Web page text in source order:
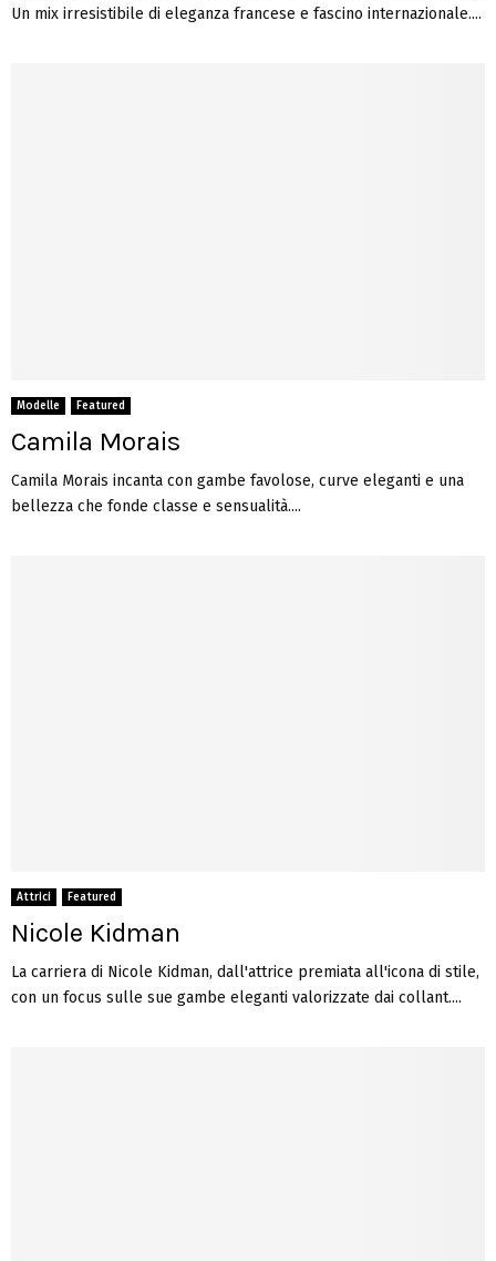
Un mix irresistibile di eleganza francese e fascino internazionale....
Modelle Featured
Camila Morais
Camila Morais incanta con gambe favolose, curve eleganti e una
bellezza che fonde classe e sensualità....
Attrici Featured
Nicole Kidman
La carriera di Nicole Kidman, dall'attrice premiata all'icona di stile,
con un focus sulle sue gambe eleganti valorizzate dai collant....